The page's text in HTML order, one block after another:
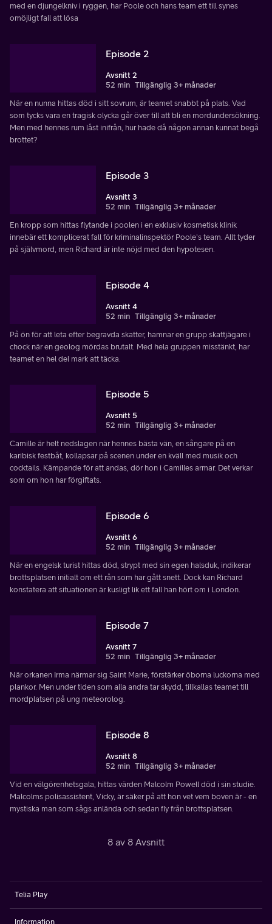
med en djungelkniv i ryggen, har Poole och hans team ett till synes
omöjligt fall att lösa
Episode 2
Avsnitt 2
52 min Tillgänglig 3+ månader
När en nunna hittas död i sitt sovrum, är teamet snabbt på plats. Vad
som tycks vara en tragisk olycka går över till att bli en mordundersökning.
Men med hennes rum låst inifrån, hur hade då någon annan kunnat begå
brottet?
Episode 3
Avsnitt 3
52 min Tillgänglig 3+ månader
En kropp som hittas flytande i poolen i en exklusiv kosmetisk klinik
innebär ett komplicerat fall för kriminalinspektör Poole's team. Allt tyder
på självmord, men Richard är inte nöjd med den hypotesen.
Episode 4
Avsnitt 4
52 min Tillgänglig 3+ månader
På ön för att leta efter begravda skatter, hamnar en grupp skattjägare i
chock när en geolog mördas brutalt. Med hela gruppen misstänkt, har
teamet en hel del mark att täcka.
Episode 5
Avsnitt 5
52 min Tillgänglig 3+ månader
Camille är helt nedslagen när hennes bästa vän, en sångare på en
karibisk festbåt, kollapsar på scenen under en kväll med musik och
cocktails. Kämpande för att andas, dör hon i Camilles armar. Det verkar
som om hon har förgiftats.
Episode 6
Avsnitt 6
52 min Tillgänglig 3+ månader
När en engelsk turist hittas död, strypt med sin egen halsduk, indikerar
brottsplatsen initialt om ett rån som har gått snett. Dock kan Richard
konstatera att situationen är kusligt lik ett fall han hört om i London.
Episode 7
Avsnitt 7
52 min Tillgänglig 3+ månader
När orkanen Irma närmar sig Saint Marie, förstärker öborna luckorna med
plankor. Men under tiden som alla andra tar skydd, tillkallas teamet till
mordplatsen på ung meteorolog.
Episode 8
Avsnitt 8
52 min Tillgänglig 3+ månader
Vid en välgörenhetsgala, hittas värden Malcolm Powell död i sin studie.
Malcolms polisassistent, Vicky, är säker på att hon vet vem boven är - en
mystiska man som sågs anlända och sedan fly från brottsplatsen.
8 av 8 Avsnitt
Telia Play
Information